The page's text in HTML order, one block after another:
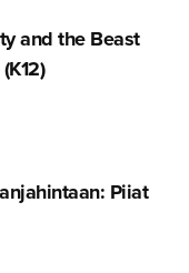
and the Beast
Piiat